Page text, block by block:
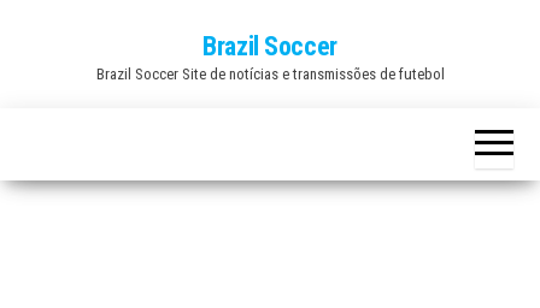
Brazil Soccer
Brazil Soccer Site de notícias e transmissões de futebol